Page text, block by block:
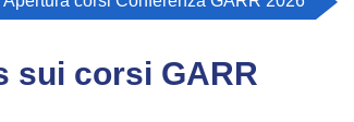
sui corsi GARR